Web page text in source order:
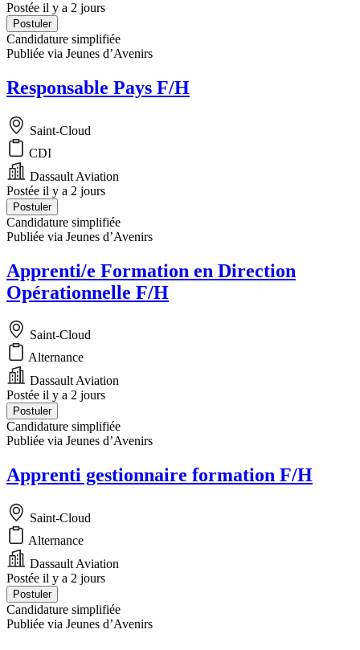
Postée il y a 2 jours
Postuler
Candidature simplifiée
Publiée via Jeunes d’Avenirs
Responsable Pays F/H
Saint-Cloud
CDI
Dassault Aviation
Postée il y a 2 jours
Postuler
Candidature simplifiée
Publiée via Jeunes d’Avenirs
Apprenti/e Formation en Direction
Opérationnelle F/H
Saint-Cloud
Alternance
Dassault Aviation
Postée il y a 2 jours
Postuler
Candidature simplifiée
Publiée via Jeunes d’Avenirs
Apprenti gestionnaire formation F/H
Saint-Cloud
Alternance
Dassault Aviation
Postée il y a 2 jours
Postuler
Candidature simplifiée
Publiée via Jeunes d’Avenirs